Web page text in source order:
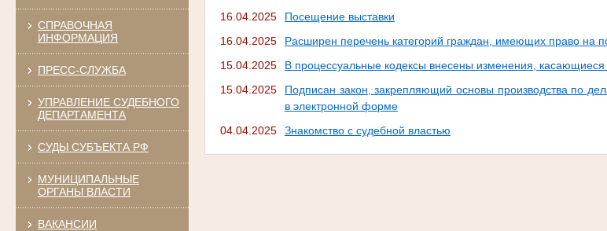
СПРАВОЧНАЯ
ИНФОРМАЦИЯ
ПРЕСС-СЛУЖБА
УПРАВЛЕНИЕ СУДЕБНОГО
ДЕПАРТАМЕНТА
СУДЫ СУБЪЕКТА РФ
МУНИЦИПАЛЬНЫЕ
ОРГАНЫ ВЛАСТИ
ВАКАНСИИ
16.04.2025
Посещение выставки
16.04.2025
Расширен перечень категорий граждан, имеющих право на
15.04.2025
В процессуальные кодексы внесены изменения,
15.04.2025
Подписан закон, закрепляющий основы производства по
в электронной форме
04.04.2025
Знакомство с судебной властью